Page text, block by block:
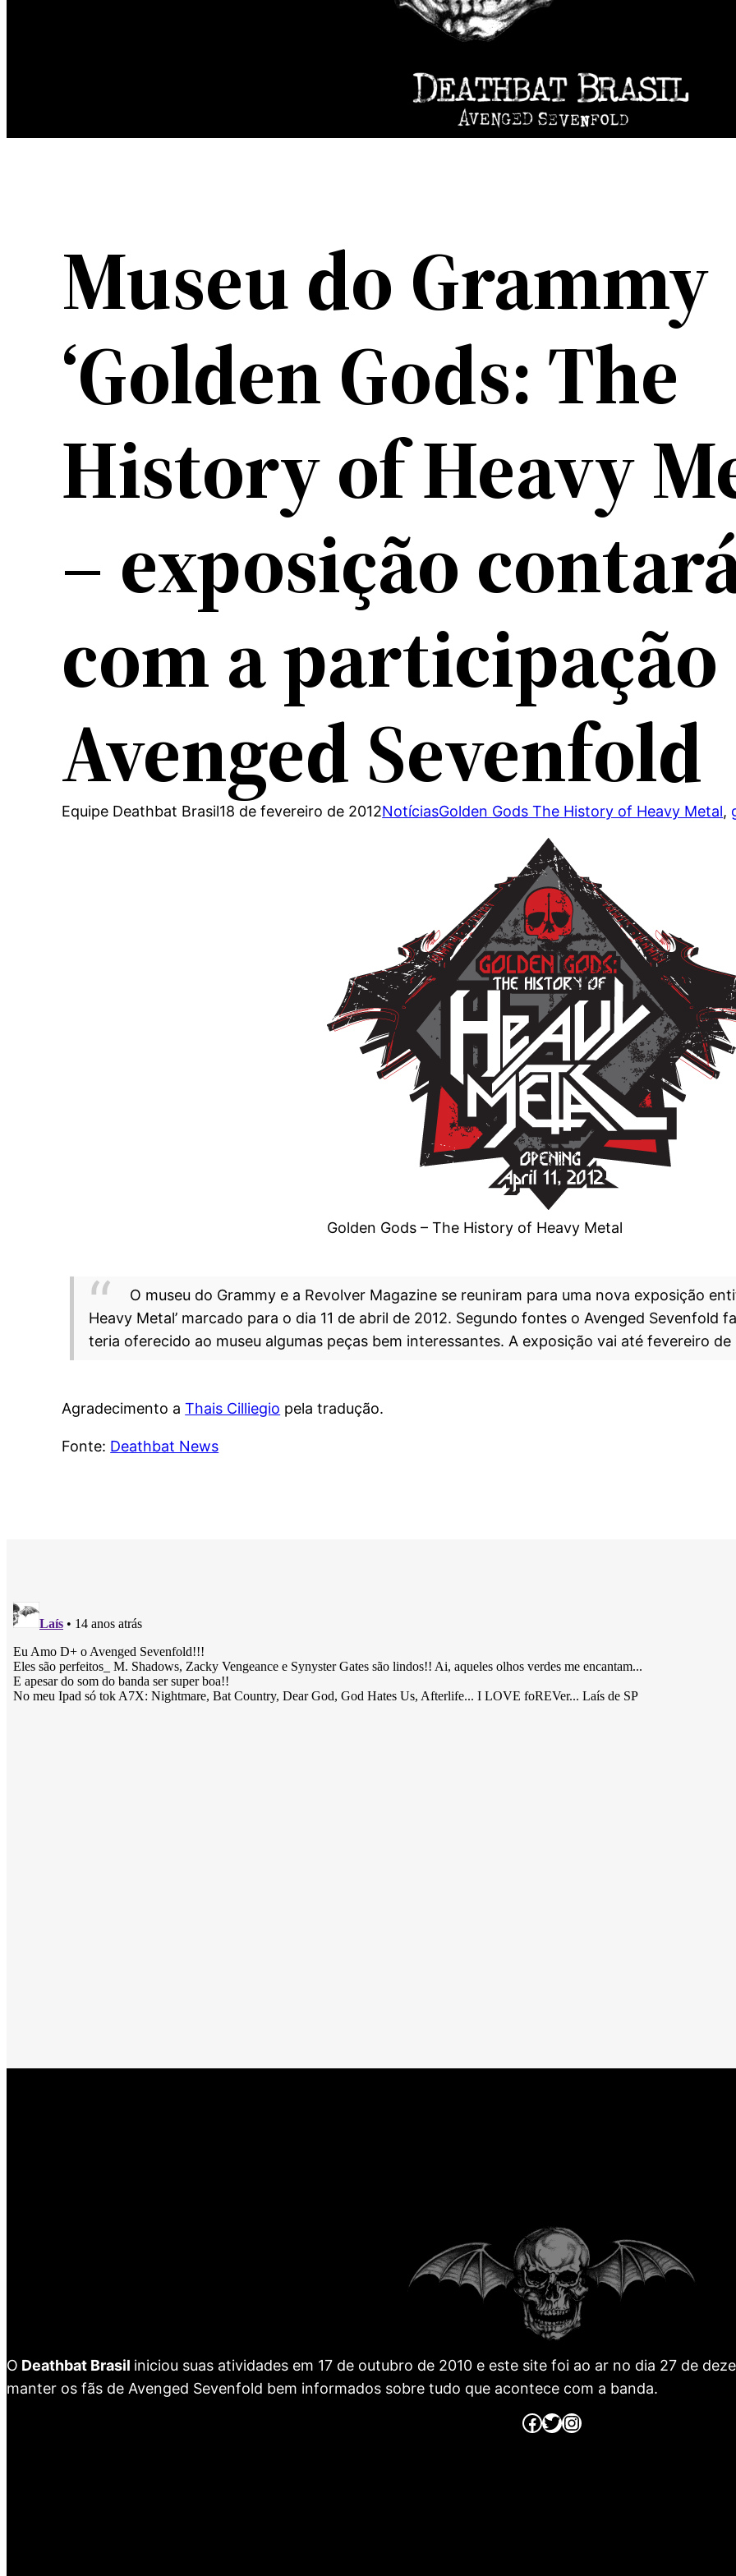
Museu do Grammy
‘Golden Gods: The
History of Heavy
– exposição
com a
Avenged Sevenfold
Equipe Deathbat Brasil18 de fevereiro de 2012NotíciasGolden Gods The History of Heavy Metal,
Golden Gods – The History of Heavy Metal
O museu do Grammy e a Revolver Magazine se reuniram para uma nova exposição
Heavy Metal’ marcado para o dia 11 de abril de 2012. Segundo fontes o Avenged Sevenfold
teria oferecido ao museu algumas peças bem interessantes. A exposição vai até fevereiro de
Agradecimento aThais Cilliegio pela tradução.
Fonte: Deathbat News
O Deathbat Brasil iniciou suas atividades em 17 de outubro de 2010 e este site foi ao ar no dia 27 de
manter os fãs de Avenged Sevenfold bem informados sobre tudo que acontece com a banda.
Página no Facebook
Página no Twitter
Página no Instagram